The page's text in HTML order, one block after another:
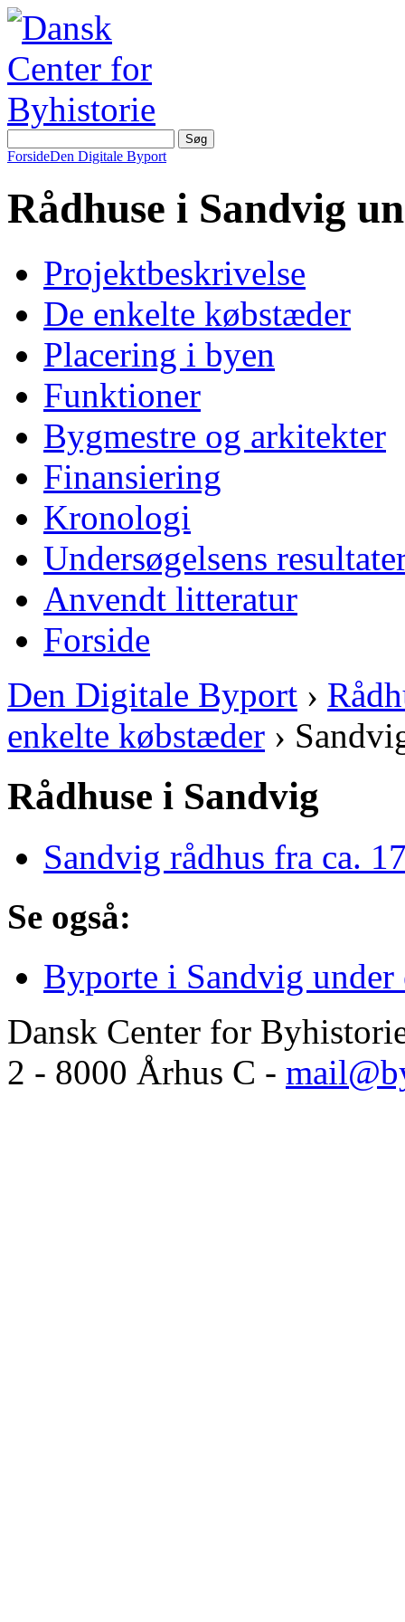
ForsideDen Digitale Byport
Rådhuse i Sandvig
Projektbeskrivelse
De enkelte købstæder
Placering i byen
Funktioner
Bygmestre og arkitekter
Finansiering
Kronologi
Undersøgelsens
Anvendt litteratur
Forside
Den Digitale Byport ›
enkelte købstæder ›
Rådhuse i Sandvig
Sandvig rådhus fra ca.
Se også:
Byporte i Sandvig
Dansk Center for
2 - 8000 Århus C -